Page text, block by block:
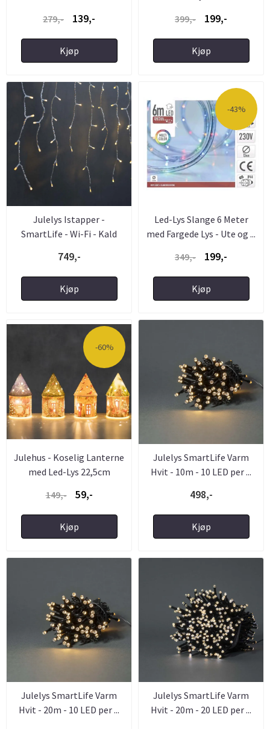
279,-
139,-
Kjøp
399,-
199,-
Kjøp
Julelys Istapper -
SmartLife - Wi-Fi - Kald
749,-
Kjøp
-43%
Led-Lys Slange 6 Meter
med Fargede Lys - Ute og ...
349,-
199,-
Kjøp
-60%
Julehus - Koselig Lanterne
med Led-Lys 22,5cm
149,-
59,-
Kjøp
Julelys SmartLife Varm
Hvit - 10m - 10 LED per ...
498,-
Kjøp
Julelys SmartLife Varm
Hvit - 20m - 10 LED per ...
Julelys SmartLife Varm
Hvit - 20m - 20 LED per ...